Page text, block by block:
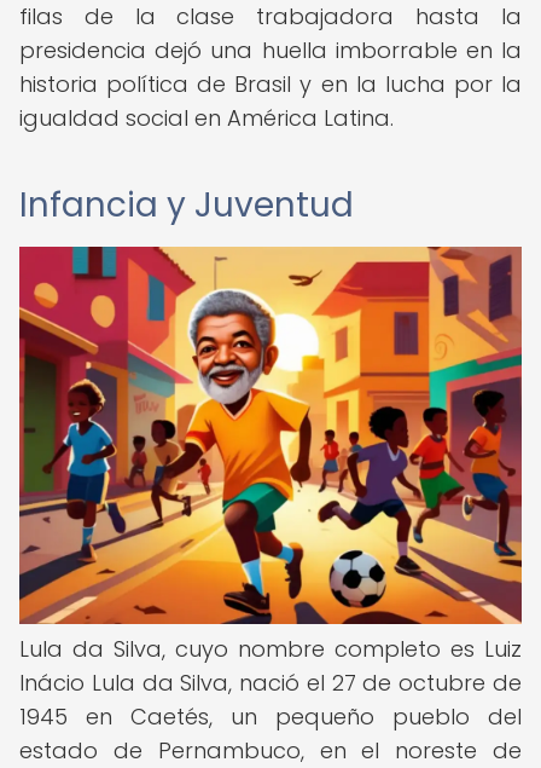
filas de la clase trabajadora hasta la
presidencia dejó una huella imborrable en la
historia política de Brasil y en la lucha por la
igualdad social en América Latina.
Infancia y Juventud
Lula da Silva, cuyo nombre completo es Luiz
Inácio Lula da Silva, nació el 27 de octubre de
1945 en Caetés, un pequeño pueblo del
estado de Pernambuco, en el noreste de